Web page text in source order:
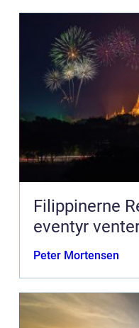
Filippinerne
eventyr
Peter Mortensen